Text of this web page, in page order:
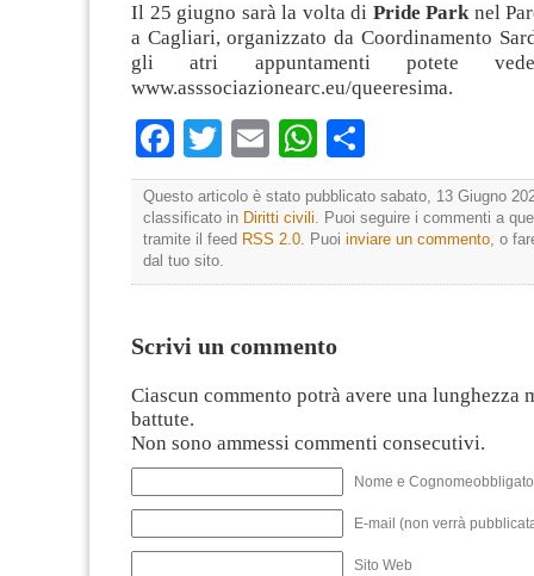
Il 25 giugno sarà la volta di Pride Park nel
a Cagliari, organizzato da Coordinamento
gli atri appuntamenti potete
www.asssociazionearc.eu/queeresima.
Facebook
TwitterEmailWhatsApp
Questo articolo è stato pubblicato sabato, 13 Giugno
classificato in Diritti civili. Puoi seguire i commenti a
tramite il feed RSS 2.0. Puoi inviare un commento, o
dal tuo sito.
Scrivi un commento
Ciascun commento potrà avere una lunghezza
battute.
Non sono ammessi commenti consecutivi.
Nome e
E-mail (non verrà
Sito Web